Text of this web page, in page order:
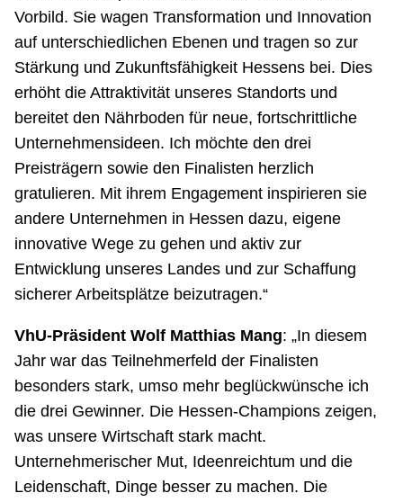
Vorbild. Sie wagen Transformation und Innovation
auf unterschiedlichen Ebenen und tragen so zur
Stärkung und Zukunftsfähigkeit Hessens bei. Dies
erhöht die Attraktivität unseres Standorts und
bereitet den Nährboden für neue, fortschrittliche
Unternehmensideen. Ich möchte den drei
Preisträgern sowie den Finalisten herzlich
gratulieren. Mit ihrem Engagement inspirieren sie
andere Unternehmen in Hessen dazu, eigene
innovative Wege zu gehen und aktiv zur
Entwicklung unseres Landes und zur Schaffung
sicherer Arbeitsplätze beizutragen.“
VhU-Präsident Wolf Matthias Mang: „In diesem
Jahr war das Teilnehmerfeld der Finalisten
besonders stark, umso mehr beglückwünsche ich
die drei Gewinner. Die Hessen-Champions zeigen,
was unsere Wirtschaft stark macht.
Unternehmerischer Mut, Ideenreichtum und die
Leidenschaft, Dinge besser zu machen. Die